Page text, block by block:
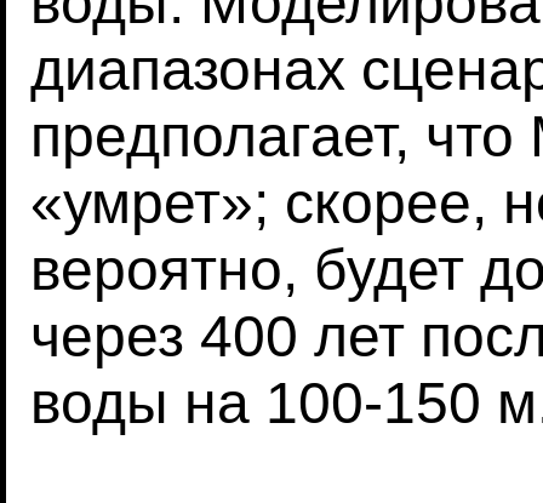
диапазонах
предполагает,
«умрет»; скорее,
вероятно, будет
через 400 лет
воды на 100-150